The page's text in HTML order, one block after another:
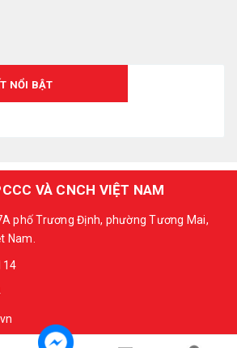
NỔI BẬT
VÀ CNCH VIỆT NAM
phố Trương Định, phường Tương Mai,
Nam.